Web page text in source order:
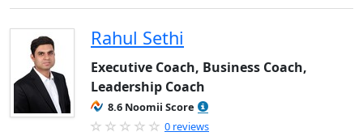
Rahul Sethi
Executive Coach, Business Coach,
Leadership Coach
8.6 Noomii Score
0 reviews